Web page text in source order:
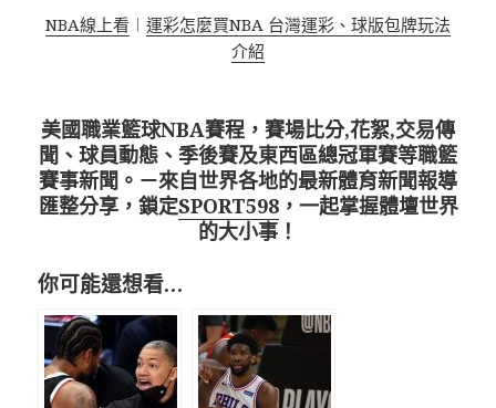
NBA線上看 ︱ 運彩怎麼買NBA 台灣運彩、球版包牌玩法
介紹
美國職業籃球NBA賽程，賽場比分,花絮,交易傳
聞、球員動態、季後賽及東西區總冠軍賽等職籃
賽事新聞。－來自世界各地的最新體育新聞報導
匯整分享，鎖定SPORT598，一起掌握體壇世界
的大小事！
你可能還想看…